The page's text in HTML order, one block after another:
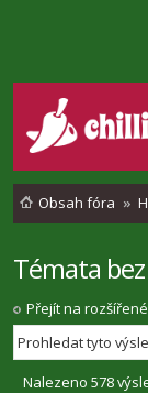
Obsah fóra
Témata
Přejít na
Nalezeno 578